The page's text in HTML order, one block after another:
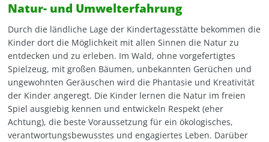
Natur- und Umwelterfahrung
Durch die ländliche Lage der Kindertagesstätte bekommen die
Kinder dort die Möglichkeit mit allen Sinnen die Natur zu
entdecken und zu erleben. Im Wald, ohne vorgefertigtes
Spielzeug, mit großen Bäumen, unbekannten Gerüchen und
ungewohnten Geräuschen wird die Phantasie und Kreativität
der Kinder angeregt. Die Kinder lernen die Natur im freien
Spiel ausgiebig kennen und entwickeln Respekt (eher
Achtung), die beste Voraussetzung für ein ökologisches,
verantwortungsbewusstes und engagiertes Leben. Darüber